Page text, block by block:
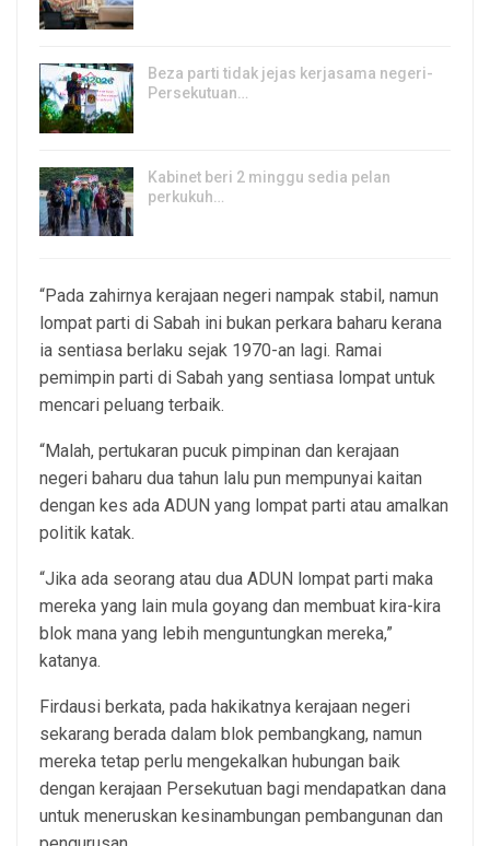
Beza parti tidak jejas kerjasama negeri-
Persekutuan…
Kabinet beri 2 minggu sedia pelan
perkukuh…
“Pada zahirnya kerajaan negeri nampak stabil, namun
lompat parti di Sabah ini bukan perkara baharu kerana
ia sentiasa berlaku sejak 1970-an lagi. Ramai
pemimpin parti di Sabah yang sentiasa lompat untuk
mencari peluang terbaik.
“Malah, pertukaran pucuk pimpinan dan kerajaan
negeri baharu dua tahun lalu pun mempunyai kaitan
dengan kes ada ADUN yang lompat parti atau amalkan
politik katak.
“Jika ada seorang atau dua ADUN lompat parti maka
mereka yang lain mula goyang dan membuat kira-kira
blok mana yang lebih menguntungkan mereka,”
katanya.
Firdausi berkata, pada hakikatnya kerajaan negeri
sekarang berada dalam blok pembangkang, namun
mereka tetap perlu mengekalkan hubungan baik
dengan kerajaan Persekutuan bagi mendapatkan dana
untuk meneruskan kesinambungan pembangunan dan